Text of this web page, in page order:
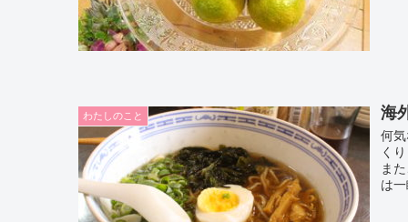
わたしのこと 海
何
く
ま
は